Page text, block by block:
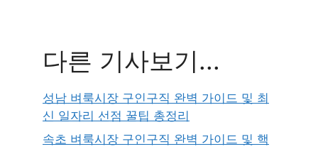
다른 기사보기...
성남 벼룩시장 구인구직 완벽 가이드 및 최
신 일자리 선점 꿀팁 총정리
속초 벼룩시장 구인구직 완벽 가이드 및 핵